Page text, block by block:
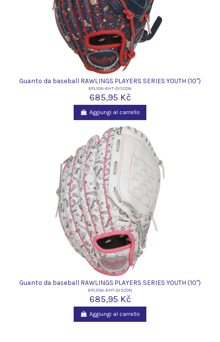
Guanto da baseball RAWLINGS PLAYERS SERIES YOUTH (10")
RPL10N-RHT-DISCON
685,95 Kč
Aggiungi al carrello
Guanto da baseball RAWLINGS PLAYERS SERIES YOUTH (10")
RPL10W-RHT-DISCON
685,95 Kč
Aggiungi al carrello